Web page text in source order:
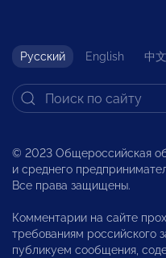
Русский English 中文
© 2023 Общероссийская
и среднего
Все права защищены.
Комментарии на сайте
требованиям российского
публикуем сообщения,